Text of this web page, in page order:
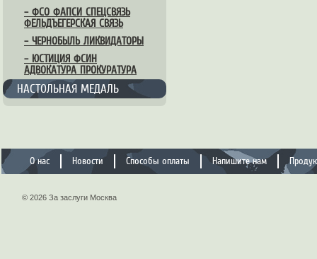
– ФСО ФАПСИ СПЕЦСВЯЗЬ
ФЕЛЬДЪЕГЕРСКАЯ СВЯЗЬ
– ЧЕРНОБЫЛЬ ЛИКВИДАТОРЫ
– ЮСТИЦИЯ ФСИН
АДВОКАТУРА ПРОКУРАТУРА
НАСТОЛЬНАЯ МЕДАЛЬ
О нас Новости Способы оплаты Напишите нам
© 2026 За заслуги Москва